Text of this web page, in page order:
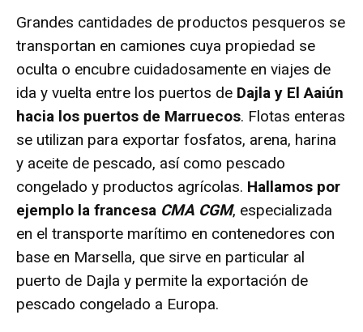
Grandes cantidades de productos pesqueros se
transportan en camiones cuya propiedad se
oculta o encubre cuidadosamente en viajes de
ida y vuelta entre los puertos de Dajla y El Aaiún
hacia los puertos de Marruecos. Flotas enteras
se utilizan para exportar fosfatos, arena, harina
y aceite de pescado, así como pescado
congelado y productos agrícolas. Hallamos por
ejemplo la francesa CMA CGM, especializada
en el transporte marítimo en contenedores con
base en Marsella, que sirve en particular al
puerto de Dajla y permite la exportación de
pescado congelado a Europa.